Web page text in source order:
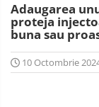
Ulei industrial
Adaugarea
proteja
buna sau
10 Octombrie